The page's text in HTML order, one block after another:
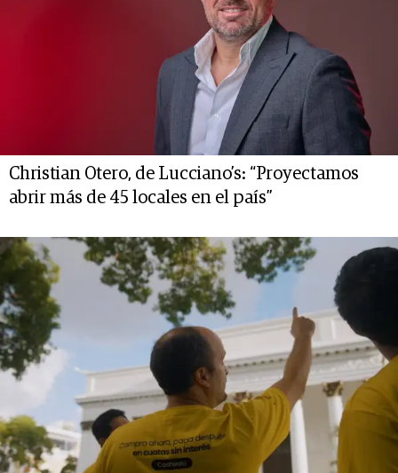
Christian Otero, de Lucciano’s: “Proyectamos
abrir más de 45 locales en el país”